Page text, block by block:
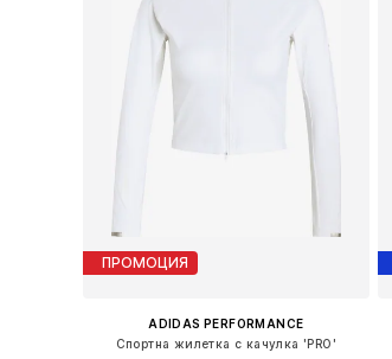
ПРОМОЦИЯ
ADIDAS PERFORMANCE
Спортна жилетка с качулка 'PRO'